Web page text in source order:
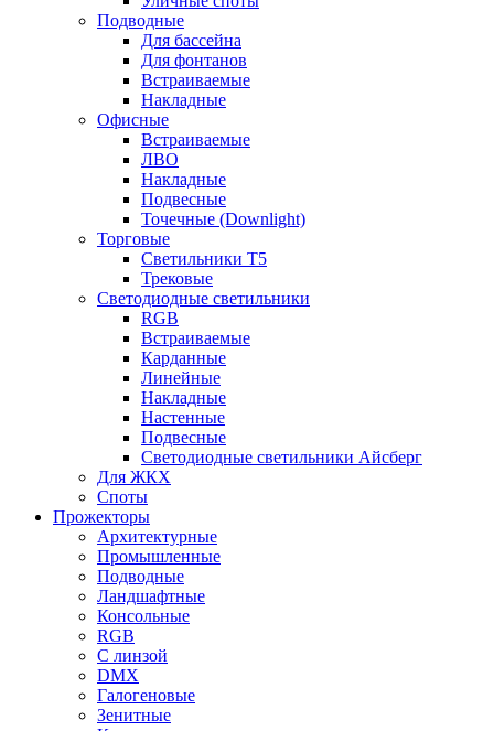
Подводные
Для бассейна
Для фонтанов
Встраиваемые
Накладные
Офисные
Встраиваемые
ЛВО
Накладные
Подвесные
Точечные (Downlight)
Торговые
Светильники Т5
Трековые
Светодиодные светильники
RGB
Встраиваемые
Карданные
Линейные
Накладные
Настенные
Подвесные
Светодиодные светильники Айсберг
Для ЖКХ
Споты
Прожекторы
Архитектурные
Промышленные
Подводные
Ландшафтные
Консольные
RGB
С линзой
DMX
Галогеновые
Зенитные